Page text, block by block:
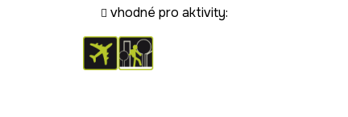
vhodné pro aktivity: